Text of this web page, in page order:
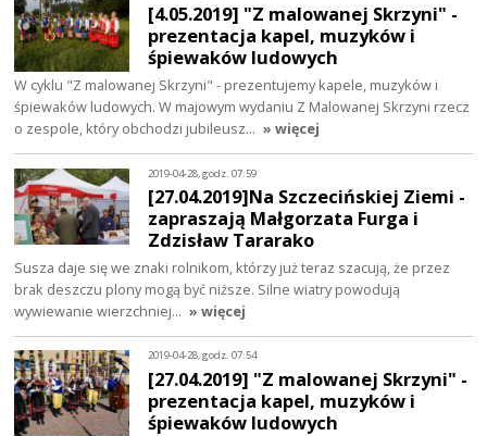
[4.05.2019] "Z malowanej Skrzyni" -
prezentacja kapel, muzyków i
śpiewaków ludowych
W cyklu "Z malowanej Skrzyni" - prezentujemy kapele, muzyków i
śpiewaków ludowych. W majowym wydaniu Z Malowanej Skrzyni rzecz
o zespole, który obchodzi jubileusz… » więcej
2019-04-28, godz. 07:59
[27.04.2019]Na Szczecińskiej Ziemi -
zapraszają Małgorzata Furga i
Zdzisław Tararako
Susza daje się we znaki rolnikom, którzy już teraz szacują, że przez
brak deszczu plony mogą być niższe. Silne wiatry powodują
wywiewanie wierzchniej… » więcej
2019-04-28, godz. 07:54
[27.04.2019] "Z malowanej Skrzyni" -
prezentacja kapel, muzyków i
śpiewaków ludowych